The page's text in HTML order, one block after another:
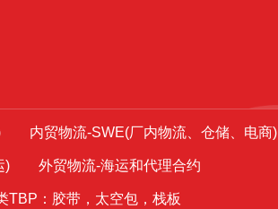
内贸物流-SWE(厂内物流、仓储、电商)
) 外贸物流-海运和代理合约
TBP：胶带，太空包，栈板